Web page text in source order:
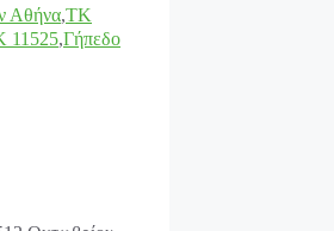
Αθήνα,ΤΚ
11525,Γήπεδο